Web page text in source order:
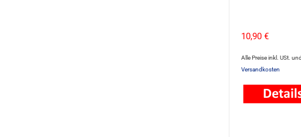
10,90 €
Alle Preise inkl. USt. und
Versandkosten